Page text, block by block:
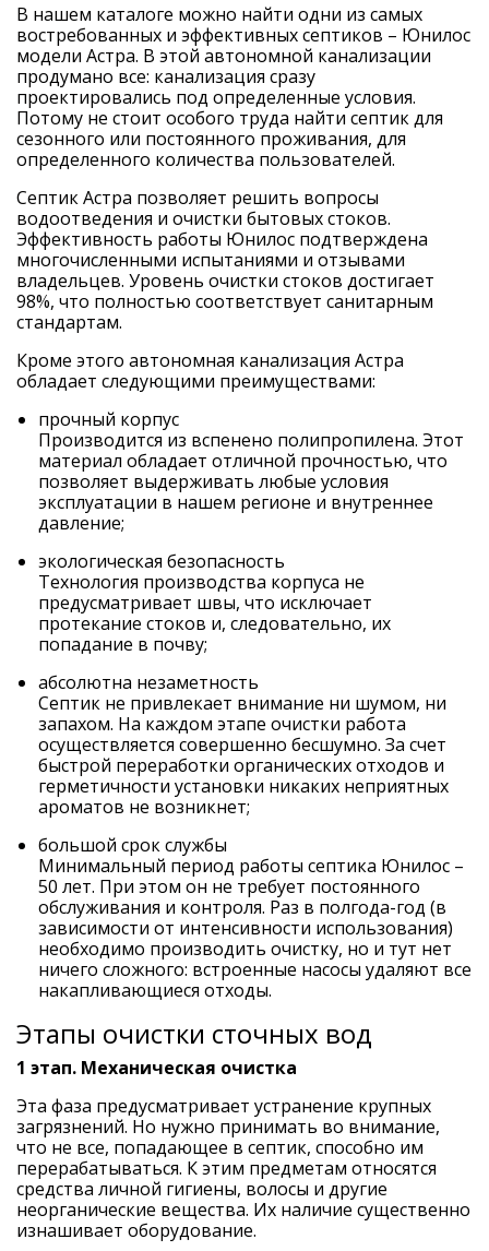
В нашем каталоге можно найти одни из самых
востребованных и эффективных септиков – Юнилос
модели Астра. В этой автономной канализации
продумано все: канализация сразу
проектировались под определенные условия.
Потому не стоит особого труда найти септик для
сезонного или постоянного проживания, для
определенного количества пользователей.
Септик Астра позволяет решить вопросы
водоотведения и очистки бытовых стоков.
Эффективность работы Юнилос подтверждена
многочисленными испытаниями и отзывами
владельцев. Уровень очистки стоков достигает
98%, что полностью соответствует санитарным
стандартам.
Кроме этого автономная канализация Астра
обладает следующими преимуществами:
прочный корпус
Производится из вспенено полипропилена. Этот
материал обладает отличной прочностью, что
позволяет выдерживать любые условия
эксплуатации в нашем регионе и внутреннее
давление;
экологическая безопасность
Технология производства корпуса не
предусматривает швы, что исключает
протекание стоков и, следовательно, их
попадание в почву;
абсолютна незаметность
Септик не привлекает внимание ни шумом, ни
запахом. На каждом этапе очистки работа
осуществляется совершенно бесшумно. За счет
быстрой переработки органических отходов и
герметичности установки никаких неприятных
ароматов не возникнет;
большой срок службы
Минимальный период работы септика Юнилос –
50 лет. При этом он не требует постоянного
обслуживания и контроля. Раз в полгода-год (в
зависимости от интенсивности использования)
необходимо производить очистку, но и тут нет
ничего сложного: встроенные насосы удаляют все
накапливающиеся отходы.
Этапы очистки сточных вод
1 этап. Механическая очистка
Эта фаза предусматривает устранение крупных
загрязнений. Но нужно принимать во внимание,
что не все, попадающее в септик, способно им
перерабатываться. К этим предметам относятся
средства личной гигиены, волосы и другие
неорганические вещества. Их наличие существенно
изнашивает оборудование.